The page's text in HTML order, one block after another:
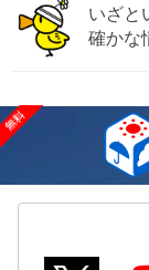
いざと
確かな